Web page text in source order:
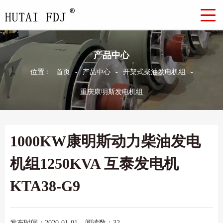
产品中心
位置： 首页 - 产品中心 - 开架式柴油发电机组 -
重庆康明斯发电机组
1000KW康明斯动力柴油发电
机组1250KVA 互泰发电机
KTA38-G9